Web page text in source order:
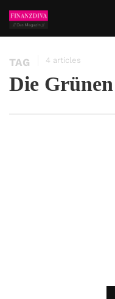
TAG 4 articles
Die Grünen